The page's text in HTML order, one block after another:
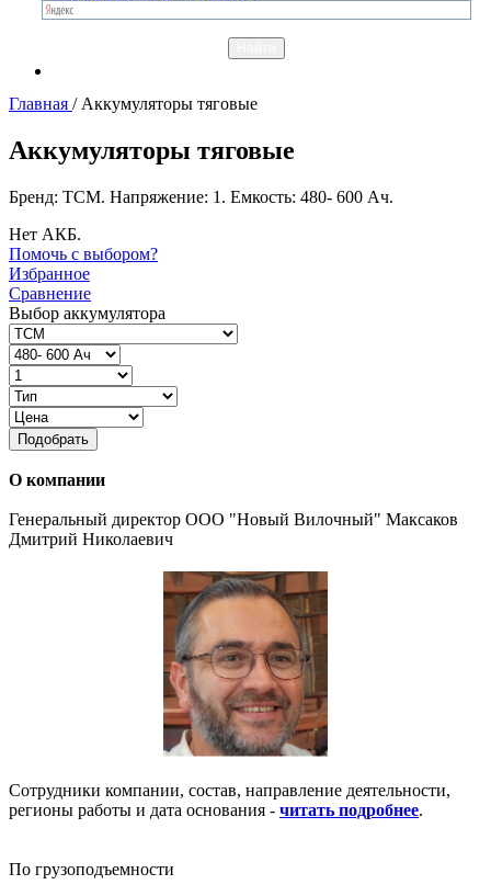
Главная / Аккумуляторы тяговые
Аккумуляторы тяговые
Бренд: TCM. Напряжение: 1. Емкость: 480- 600 Ач.
Нет АКБ.
Помочь с выбором?
Избранное
Сравнение
Выбор аккумулятора
Подобрать
О компании
Генеральный директор ООО "Новый Вилочный" Максаков
Дмитрий Николаевич
Сотрудники компании, состав, направление деятельности,
регионы работы и дата основания - читать подробнее.
По грузоподъемности